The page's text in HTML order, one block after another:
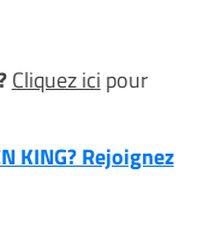
Cliquez ici pour
KING? Rejoignez